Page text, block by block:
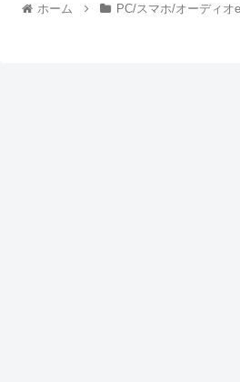
ホーム PC/スマホ/オーディオ